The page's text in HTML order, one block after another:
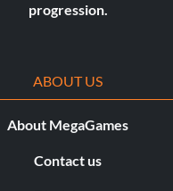
progression.
ABOUT US
About MegaGames
Contact us